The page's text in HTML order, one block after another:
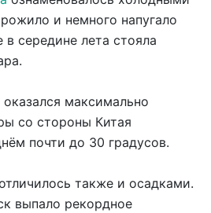
и немного напугало
середине лета стояла
максимально
со стороны Китая
почти до 30 градусов.
также и осадками.
выпало рекордное